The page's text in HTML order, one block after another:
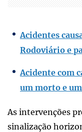
Acidentes
Rodoviário e
Acidente com
um morto e
As intervenções
sinalização